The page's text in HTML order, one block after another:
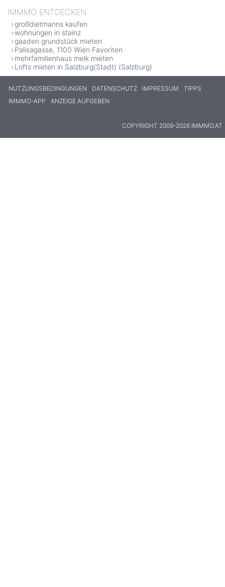
IMMMO ENTDECKEN
großdietmanns kaufen
wohnungen in stainz
gaaden grundstück mieten
Palisagasse, 1100 Wien Favoriten
mehrfamilienhaus melk mieten
Lofts mieten in Salzburg(Stadt) (Salzburg)
NUTZUNGSBEDINGUNGEN DATENSCHUTZ IMPRESSUM
TIPPS
IMMMO-APP
ANZEIGE AUFGEBEN
COPYRIGHT 2009-2026 IMMMO.AT